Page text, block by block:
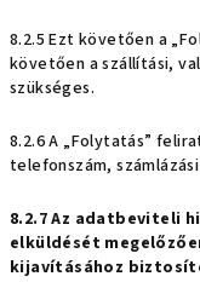
8.2.5 Ezt követően a
követően a szállítási,
szükséges.
8.2.6 A „Folytatás”
telefonszám,
8.2.7 Az adatbeviteli
elküldését
kijavításához